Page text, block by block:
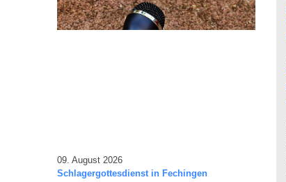
09. August 2026
Schlagergottesdienst in Fechingen